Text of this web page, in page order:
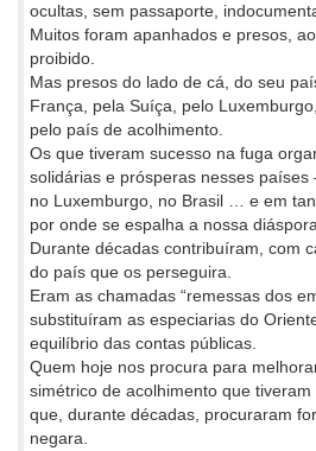
ocultas, sem passaporte,
Muitos foram apanhados e presos,
proibido.
Mas presos do lado de cá, do seu
França, pela Suíça, pelo
pelo país de acolhimento.
Os que tiveram sucesso na fuga
solidárias e prósperas nesses países
no Luxemburgo, no Brasil … e em
por onde se espalha a nossa
Durante décadas contribuíram, com
do país que os perseguira.
Eram as chamadas “remessas dos
substituíram as especiarias do
equilíbrio das contas públicas.
Quem hoje nos procura para
simétrico de acolhimento que
que, durante décadas, procuraram
negara.